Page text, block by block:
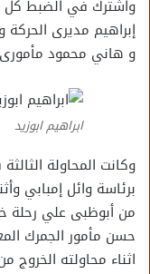
واشترك في الضبط كل
إبراهيم مديرى
و هاني محمود
ابراهيم ابوزيد
برئاسة وائل إمبابي
من أبوظبى علي رحلة
حسن مأمور الجمرك
اثناء محاولته الخروج